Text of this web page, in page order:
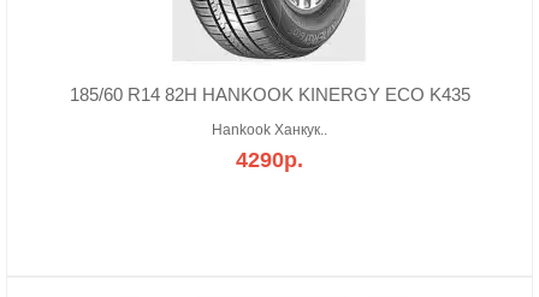
185/60 R14 82H HANKOOK KINERGY ECO K435
Hankook Ханкук..
4290р.